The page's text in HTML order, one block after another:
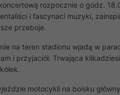
rozpocznie o godz.
i fascynaci muzyki,
przeboje.
na teren stadionu wjadą w
i przyjaciół. Trwająca
motocykli na boisku